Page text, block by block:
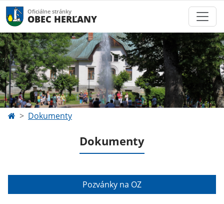
Oficiálne stránky
OBEC HERĽANY
Dokumenty
Dokumenty
Pozvánky na OZ